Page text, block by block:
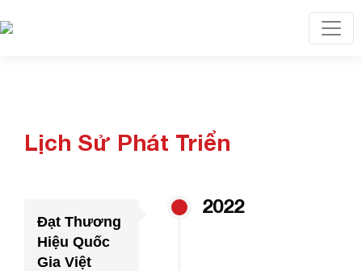
Lịch Sử Phát Triển
2022
Đạt Thương
Hiệu Quốc
Gia Việt